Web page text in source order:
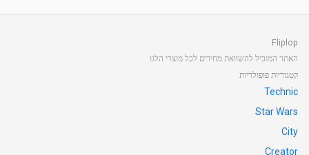
Fliplop
האתר המוביל להשוואת מחירים לכל מוצרי הלגו
קטגוריות פופולריות
Technic
Star Wars
City
Creator